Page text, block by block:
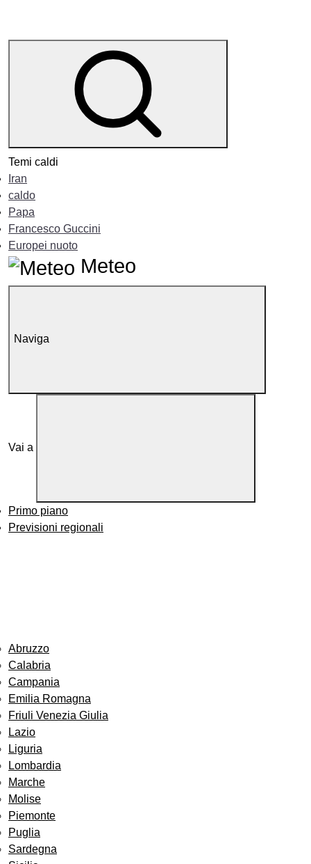
Temi caldi
Iran
caldo
Papa
Francesco Guccini
Europei nuoto
Meteo
Naviga
Vai a
Primo piano
Previsioni regionali
Abruzzo
Calabria
Campania
Emilia Romagna
Friuli Venezia Giulia
Lazio
Liguria
Lombardia
Marche
Molise
Piemonte
Puglia
Sardegna